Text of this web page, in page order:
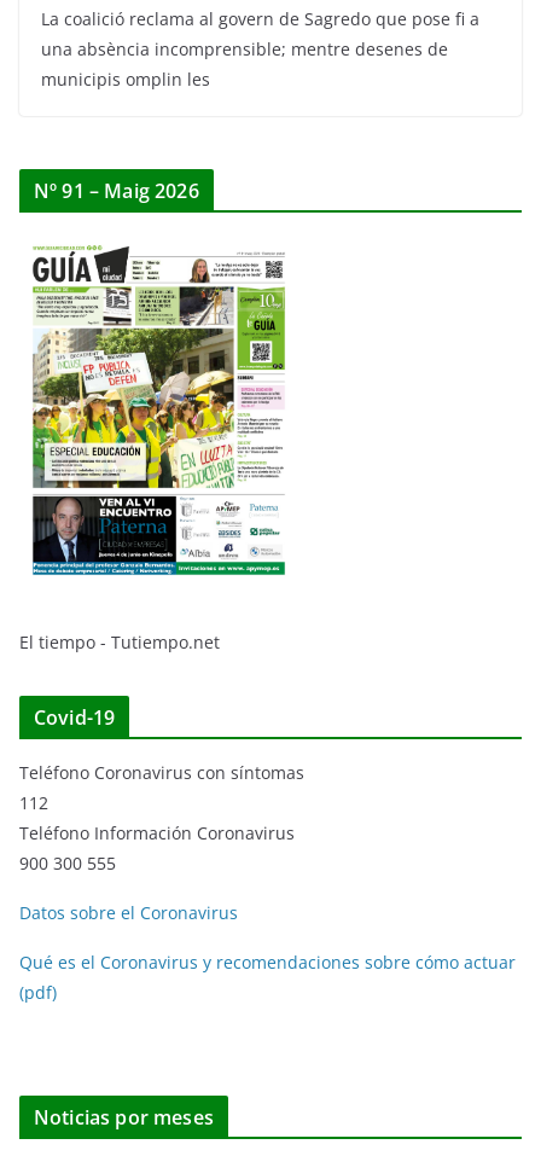
La coalició reclama al govern de Sagredo que pose fi a
una absència incomprensible; mentre desenes de
municipis omplin les
Nº 91 – Maig 2026
El tiempo - Tutiempo.net
Covid-19
Teléfono Coronavirus con síntomas
112
Teléfono Información Coronavirus
900 300 555
Datos sobre el Coronavirus
Qué es el Coronavirus y recomendaciones sobre cómo actuar
(pdf)
Noticias por meses